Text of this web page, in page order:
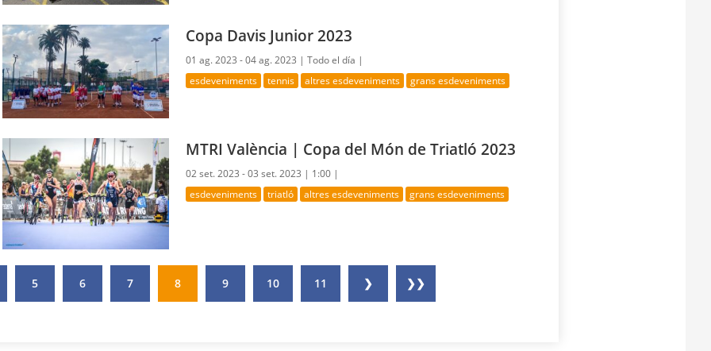
Copa Davis Junior 2023
01 ag. 2023 - 04 ag. 2023 |Todo el día |
esdeveniments tennis altres esdeveniments grans esdeveniments
MTRI València | Copa del Món de Triatló 2023
02 set. 2023 - 03 set. 2023 | 1:00 |
esdeveniments triatló altres esdeveniments grans esdeveniments
5 6 7 8 9 10 11 ❯ ❯❯